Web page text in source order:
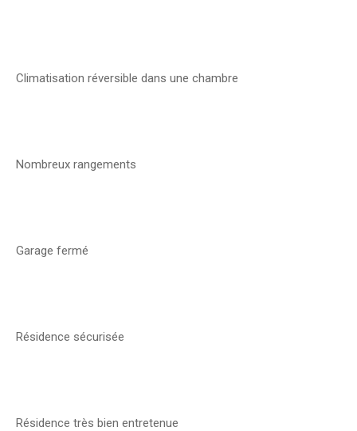
Climatisation réversible dans une chambre
Nombreux rangements
Garage fermé
Résidence sécurisée
Résidence très bien entretenue